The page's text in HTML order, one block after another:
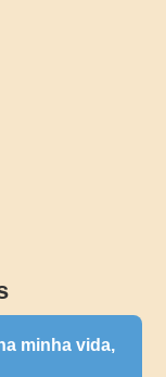
minha vida,